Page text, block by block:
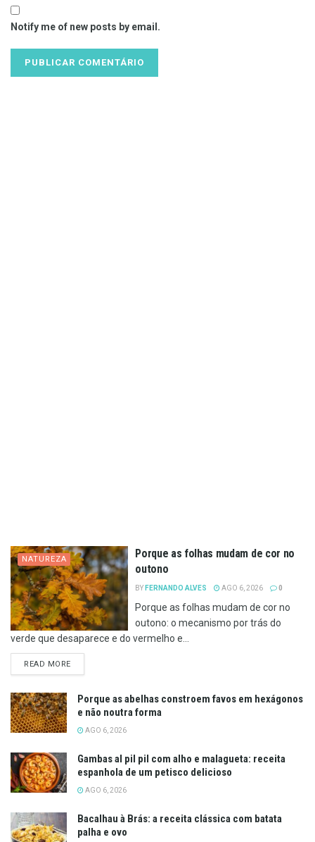
Notify me of new posts by email.
NATUREZA
Porque as folhas mudam de cor no
outono
BY FERNANDO ALVES AGO 6, 2026 0
Porque as folhas mudam de cor no
outono: o mecanismo por trás do
verde que desaparece e do vermelho e...
READ MOREDETAILS
Porque as abelhas constroem favos em hexágonos
e não noutra forma
AGO 6, 2026
Gambas al pil pil com alho e malagueta: receita
espanhola de um petisco delicioso
AGO 6, 2026
Bacalhau à Brás: a receita clássica com batata
palha e ovo